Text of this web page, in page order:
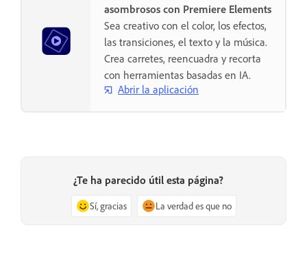
asombrosos con Premiere Elements
Sea creativo con el color, los efectos,
las transiciones, el texto y la música.
Crea carretes, reencuadra y recorta
con herramientas basadas en IA.
Abrir la aplicación
¿Te ha parecido útil esta página?
Sí, gracias La verdad es que no